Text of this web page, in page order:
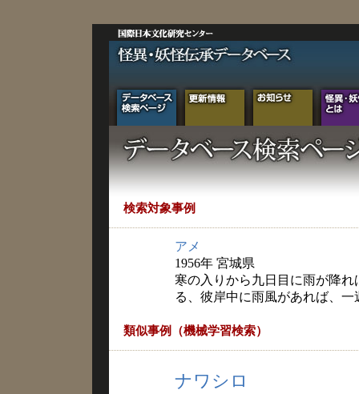
検索対象事例
アメ
1956年 宮城県
寒の入りから九日目に雨が降
る、彼岸中に雨風があれば、
類似事例（機械学習検索）
ナワシロ